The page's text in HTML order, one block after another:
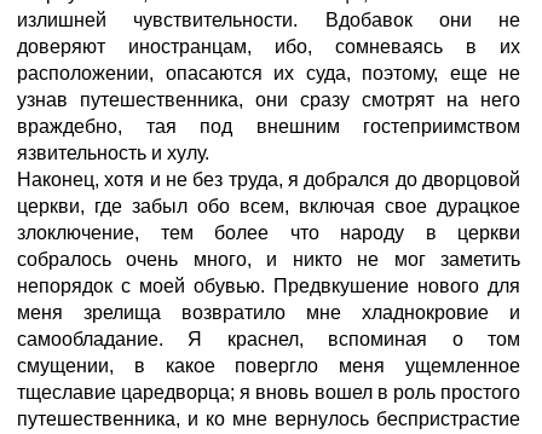
излишней чувствительности. Вдобавок они не
доверяют иностранцам, ибо, сомневаясь в их
расположении, опасаются их суда, поэтому, еще не
узнав путешественника, они сразу смотрят на него
враждебно, тая под внешним гостеприимством
язвительность и хулу.
Наконец, хотя и не без труда, я добрался до дворцовой
церкви, где забыл обо всем, включая свое дурацкое
злоключение, тем более что народу в церкви
собралось очень много, и никто не мог заметить
непорядок с моей обувью. Предвкушение нового для
меня зрелища возвратило мне хладнокровие и
самообладание. Я краснел, вспоминая о том
смущении, в какое повергло меня ущемленное
тщеславие царедворца; я вновь вошел в роль простого
путешественника, и ко мне вернулось беспристрастие